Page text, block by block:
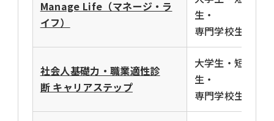
Manage Life（マネージ・ラ
イフ）
生・
専門学校生
社会人基礎力・職業適性診
断 キャリアステップ
大学生・短大
生・
専門学校生